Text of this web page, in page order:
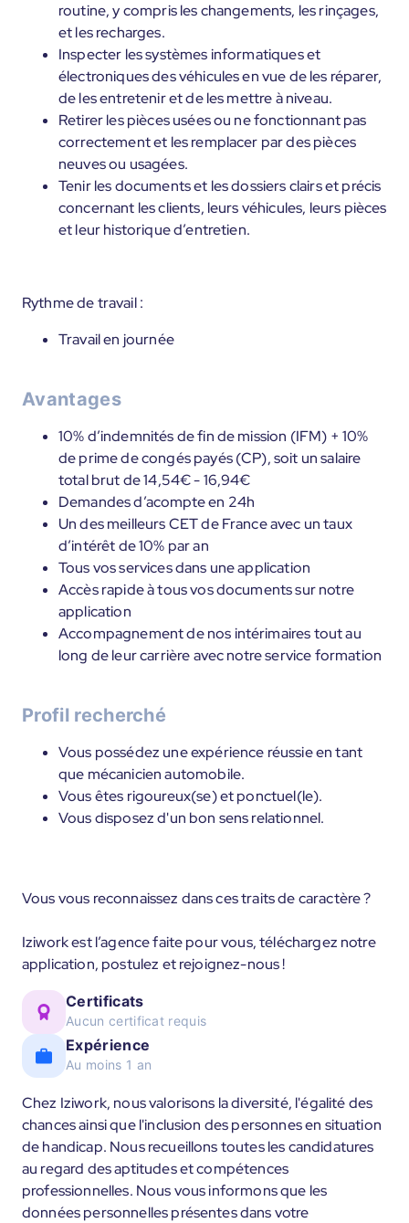
routine, y compris les changements, les rinçages,
et les recharges.
Inspecter les systèmes informatiques et
électroniques des véhicules en vue de les réparer,
de les entretenir et de les mettre à niveau.
Retirer les pièces usées ou ne fonctionnant pas
correctement et les remplacer par des pièces
neuves ou usagées.
Tenir les documents et les dossiers clairs et précis
concernant les clients, leurs véhicules, leurs pièces
et leur historique d’entretien.
Rythme de travail :
Travail en journée
Avantages
10% d’indemnités de fin de mission (IFM) + 10%
de prime de congés payés (CP), soit un salaire
total brut de 14,54€ - 16,94€
Demandes d’acompte en 24h
Un des meilleurs CET de France avec un taux
d’intérêt de 10% par an
Tous vos services dans une application
Accès rapide à tous vos documents sur notre
application
Accompagnement de nos intérimaires tout au
long de leur carrière avec notre service formation
Profil recherché
Vous possédez une expérience réussie en tant
que mécanicien automobile.
Vous êtes rigoureux(se) et ponctuel(le).
Vous disposez d'un bon sens relationnel.
Vous vous reconnaissez dans ces traits de caractère ?
Iziwork est l’agence faite pour vous, téléchargez notre
application, postulez et rejoignez-nous !
Certificats
Aucun certificat requis
Expérience
Au moins 1 an
Chez Iziwork, nous valorisons la diversité, l'égalité des
chances ainsi que l'inclusion des personnes en situation
de handicap. Nous recueillons toutes les candidatures
au regard des aptitudes et compétences
professionnelles. Nous vous informons que les
données personnelles présentes dans votre